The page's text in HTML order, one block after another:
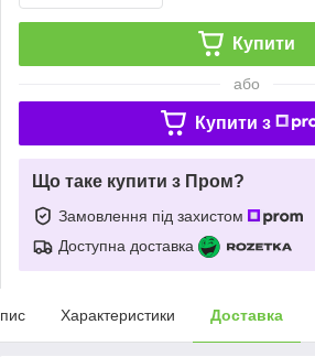
Купити
або
Купити з
Що таке купити з Пром?
Замовлення під захистом
Доступна доставка
Характеристики Доставка